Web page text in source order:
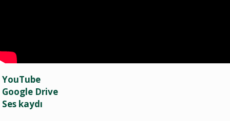
YouTube
Google Drive
Ses kaydı